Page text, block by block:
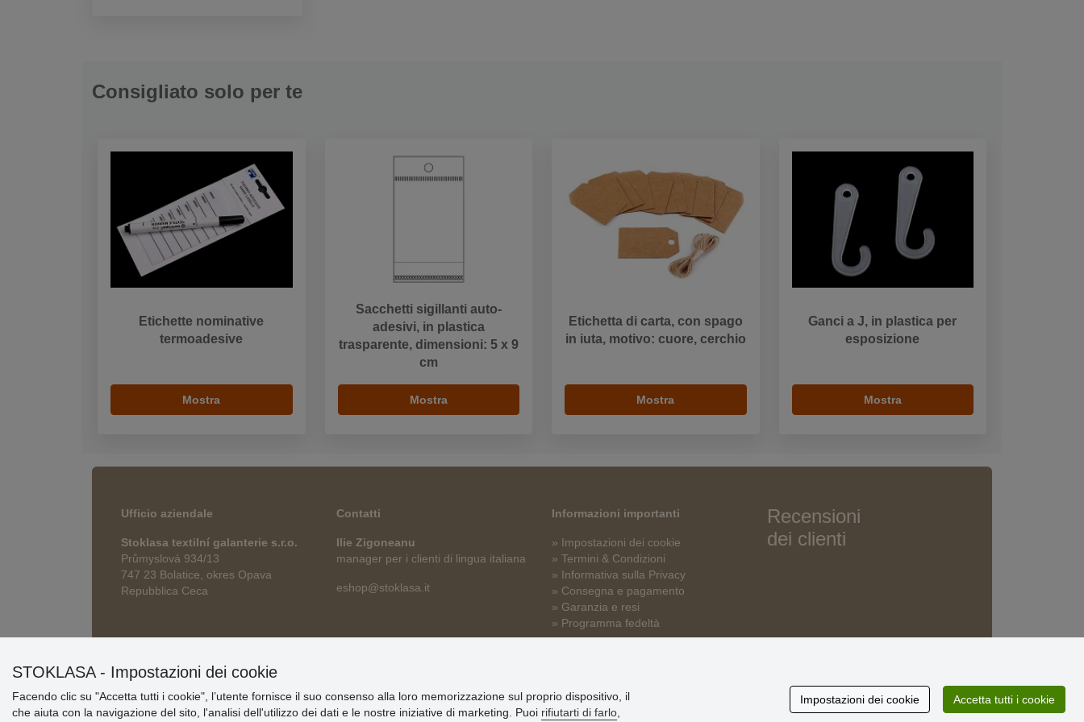
Consigliato solo per te
Etichette nominative
termoadesive
Mostra
Sacchetti sigillanti auto-
adesivi, in plastica
trasparente, dimensioni: 5 x 9
cm
Mostra
Etichetta di carta, con spago
in iuta, motivo: cuore, cerchio
Mostra
Ganci a J, in plastica per
esposizione
Mostra
Ufficio aziendale
Stoklasa textilní galanterie s.r.o.
Průmyslová 934/13
747 23 Bolatice, okres Opava
Repubblica Ceca
Contatti
Ilie Zigoneanu
manager per i clienti di lingua italiana
eshop@stoklasa.it
Informazioni importanti
» Impostazioni dei cookie
» Termini & Condizioni
» Informativa sulla Privacy
» Consegna e pagamento
» Garanzia e resi
» Programma fedeltà
Recensioni
dei clienti
STOKLASA - Impostazioni dei cookie
Facendo clic su "Accetta tutti i cookie", l’utente fornisce il suo consenso alla loro memorizzazione sul proprio dispositivo, il
che aiuta con la navigazione del sito, l'analisi dell'utilizzo dei dati e le nostre iniziative di marketing. Puoi rifiutarti di farlo
Impostazioni dei cookie Accetta tutti i cookie